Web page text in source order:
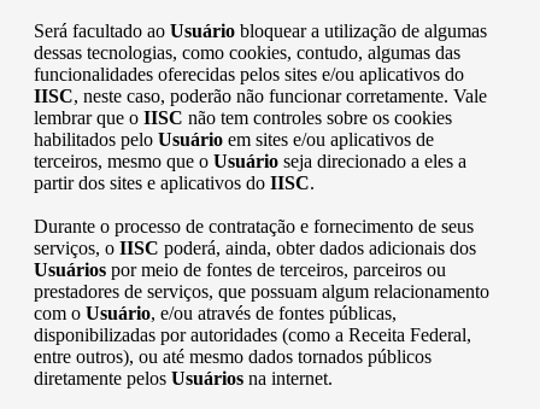
Será facultado ao Usuário bloquear a utilização de algumas
dessas tecnologias, como cookies, contudo, algumas das
funcionalidades oferecidas pelos sites e/ou aplicativos do
IISC, neste caso, poderão não funcionar corretamente. Vale
lembrar que o IISC não tem controles sobre os cookies
habilitados pelo Usuário em sites e/ou aplicativos de
terceiros, mesmo que o Usuário seja direcionado a eles a
partir dos sites e aplicativos do IISC.
Durante o processo de contratação e fornecimento de seus
serviços, o IISC poderá, ainda, obter dados adicionais dos
Usuários por meio de fontes de terceiros, parceiros ou
prestadores de serviços, que possuam algum relacionamento
com o Usuário, e/ou através de fontes públicas,
disponibilizadas por autoridades (como a Receita Federal,
entre outros), ou até mesmo dados tornados públicos
diretamente pelos Usuários na internet.